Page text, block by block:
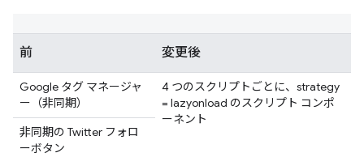
前 変更後
Google タグ マネージャ
ー（非同期）
4 つのスクリプトごとに、strategy
= lazyonload のスクリプト コンポ
ーネント
非同期の Twitter フォロ
ーボタン